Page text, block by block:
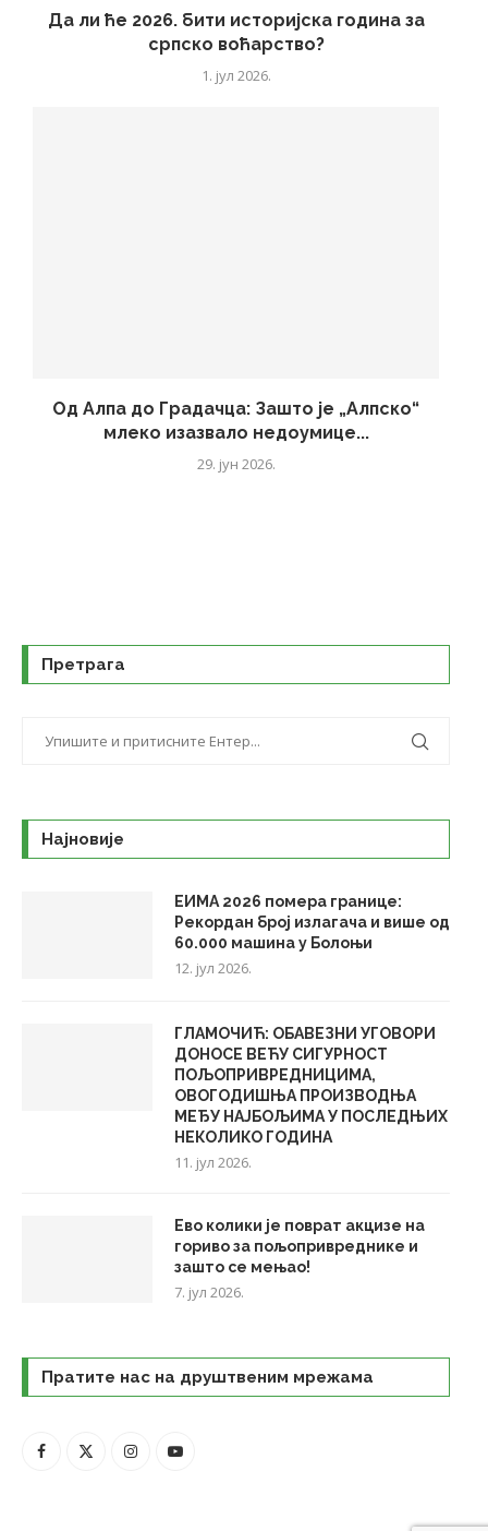
Да ли ће 2026. бити историјска година за
српско воћарство?
1. јул 2026.
Од Алпа до Градачца: Зашто је „Алпско“
млеко изазвало недоумице...
29. јун 2026.
Претрага
Најновије
ЕИМА 2026 помера границе:
Рекордан број излагача и више од
60.000 машина у Болоњи
12. јул 2026.
ГЛАМОЧИЋ: ОБАВЕЗНИ УГОВОРИ
ДОНОСЕ ВЕЋУ СИГУРНОСТ
ПОЉОПРИВРЕДНИЦИМА,
ОВОГОДИШЊА ПРОИЗВОДЊА
МЕЂУ НАЈБОЉИМА У ПОСЛЕДЊИХ
НЕКОЛИКО ГОДИНА
11. јул 2026.
Ево колики је поврат акцизе на
гориво за пољопривреднике и
зашто се мењао!
7. јул 2026.
Пратите нас на друштвеним мрежама